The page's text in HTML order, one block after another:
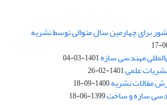
برای چهارمین سال متوالی توسط نشریه
مهندسی سازه1401-03-04
علمی1401-02-26
مقالات نشریه1400-09-18
1399-06-18